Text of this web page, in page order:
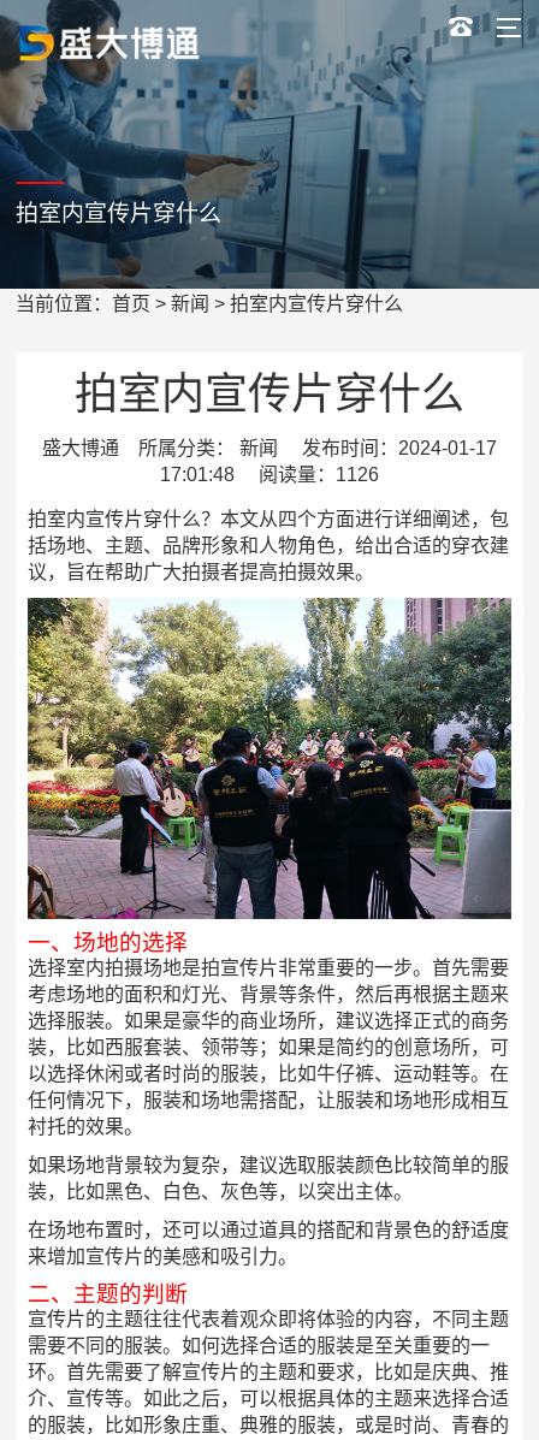
拍室内宣传片穿什么
当前位置：首页 >新闻 > 拍室内宣传片穿什么
拍室内宣传片穿什么
盛大博通 所属分类： 新闻 发布时间：2024-01-17
17:01:48 阅读量：1126
拍室内宣传片穿什么？本文从四个方面进行详细阐述，包
括场地、主题、品牌形象和人物角色，给出合适的穿衣建
议，旨在帮助广大拍摄者提高拍摄效果。
一、场地的选择
选择室内拍摄场地是拍宣传片非常重要的一步。首先需要
考虑场地的面积和灯光、背景等条件，然后再根据主题来
选择服装。如果是豪华的商业场所，建议选择正式的商务
装，比如西服套装、领带等；如果是简约的创意场所，可
以选择休闲或者时尚的服装，比如牛仔裤、运动鞋等。在
任何情况下，服装和场地需搭配，让服装和场地形成相互
衬托的效果。
如果场地背景较为复杂，建议选取服装颜色比较简单的服
装，比如黑色、白色、灰色等，以突出主体。
在场地布置时，还可以通过道具的搭配和背景色的舒适度
来增加宣传片的美感和吸引力。
二、主题的判断
宣传片的主题往往代表着观众即将体验的内容，不同主题
需要不同的服装。如何选择合适的服装是至关重要的一
环。首先需要了解宣传片的主题和要求，比如是庆典、推
介、宣传等。如此之后，可以根据具体的主题来选择合适
的服装，比如形象庄重、典雅的服装，或是时尚、青春的